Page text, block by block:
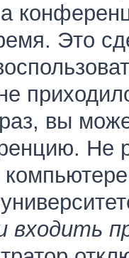
Это
вы
Не
входить